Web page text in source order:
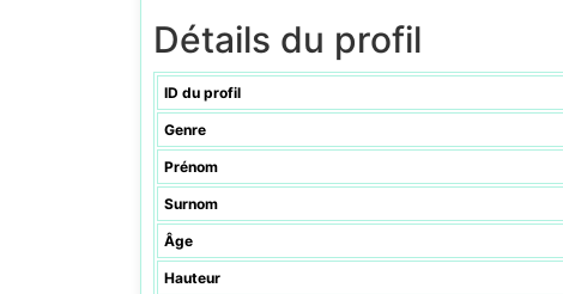
Détails du profil
ID du profil
Genre
Prénom
Surnom
Âge
Hauteur